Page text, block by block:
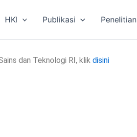
HKI Publikasi Penelitian
dan Teknologi RI, klik disini